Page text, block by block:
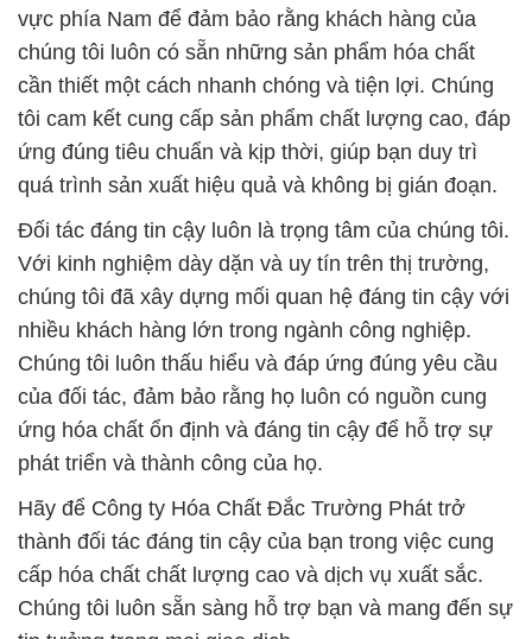
vực phía Nam để đảm bảo rằng khách hàng của
chúng tôi luôn có sẵn những sản phẩm hóa chất
cần thiết một cách nhanh chóng và tiện lợi. Chúng
tôi cam kết cung cấp sản phẩm chất lượng cao, đáp
ứng đúng tiêu chuẩn và kịp thời, giúp bạn duy trì
quá trình sản xuất hiệu quả và không bị gián đoạn.
Đối tác đáng tin cậy luôn là trọng tâm của chúng tôi.
Với kinh nghiệm dày dặn và uy tín trên thị trường,
chúng tôi đã xây dựng mối quan hệ đáng tin cậy với
nhiều khách hàng lớn trong ngành công nghiệp.
Chúng tôi luôn thấu hiểu và đáp ứng đúng yêu cầu
của đối tác, đảm bảo rằng họ luôn có nguồn cung
ứng hóa chất ổn định và đáng tin cậy để hỗ trợ sự
phát triển và thành công của họ.
Hãy để Công ty Hóa Chất Đắc Trường Phát trở
thành đối tác đáng tin cậy của bạn trong việc cung
cấp hóa chất chất lượng cao và dịch vụ xuất sắc.
Chúng tôi luôn sẵn sàng hỗ trợ bạn và mang đến sự